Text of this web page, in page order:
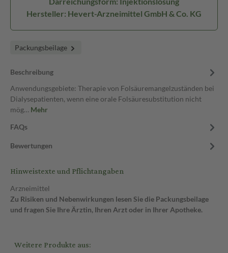
Hersteller: Hevert-Arzneimittel GmbH & Co. KG
Packungsbeilage
Beschreibung
Anwendungsgebiete: Therapie von Folsäuremangelzuständen bei
Dialysepatienten, wenn eine orale Folsäuresubstitution nicht
mög… Mehr
FAQs
Bewertungen
Hinweistexte und Pflichtangaben
Arzneimittel
Zu Risiken und Nebenwirkungen lesen Sie die Packungsbeilage
und fragen Sie Ihre Ärztin, Ihren Arzt oder in Ihrer Apotheke.
Weitere Produkte aus: